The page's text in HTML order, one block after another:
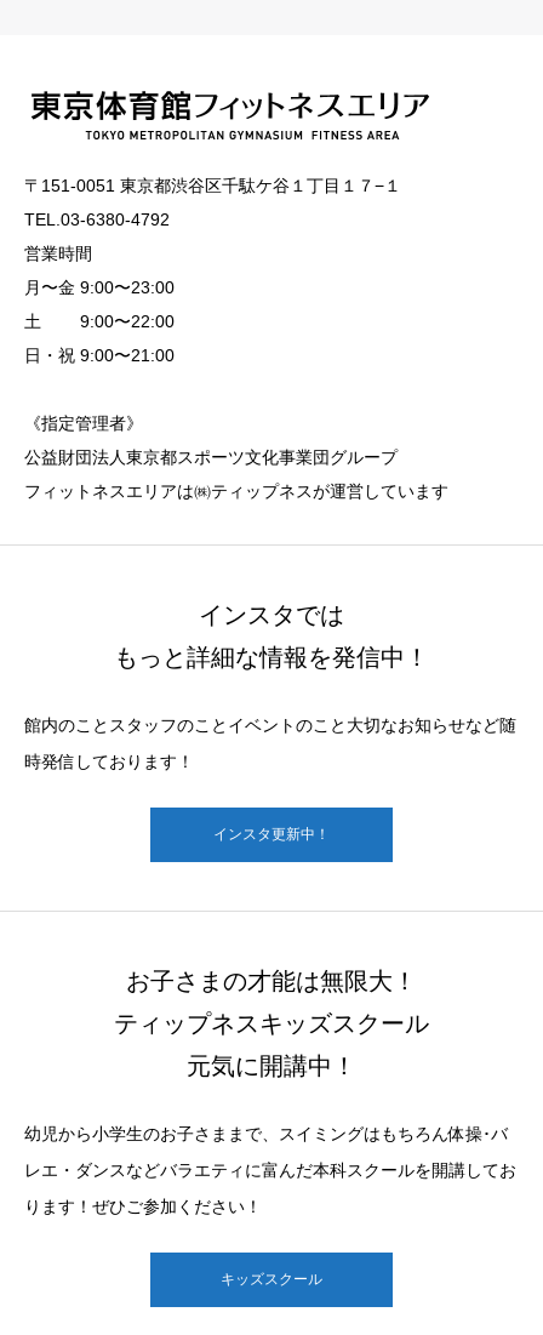
〒151-0051 東京都渋谷区千駄ケ谷１丁目１７−１
TEL.03-6380-4792
営業時間
月〜金 9:00〜23:00
土 9:00〜22:00
日・祝 9:00〜21:00
《指定管理者》
公益財団法人東京都スポーツ文化事業団グループ
フィットネスエリアは㈱ティップネスが運営しています
インスタでは
もっと詳細な情報を発信中！
館内のことスタッフのことイベントのこと大切なお知らせなど随
時発信しております！
インスタ更新中！
お子さまの才能は無限大！
ティップネスキッズスクール
元気に開講中！
幼児から小学生のお子さままで、スイミングはもちろん体操･バ
レエ・ダンスなどバラエティに富んだ本科スクールを開講してお
ります！ぜひご参加ください！
キッズスクール